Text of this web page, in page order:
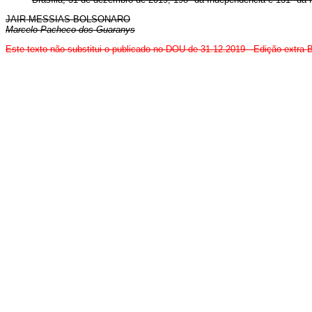
JAIR MESSIAS BOLSONARO
Marcelo Pacheco dos Guaranys
Este texto não substitui o publicado no DOU de 31.12.2019 - Edição extra-